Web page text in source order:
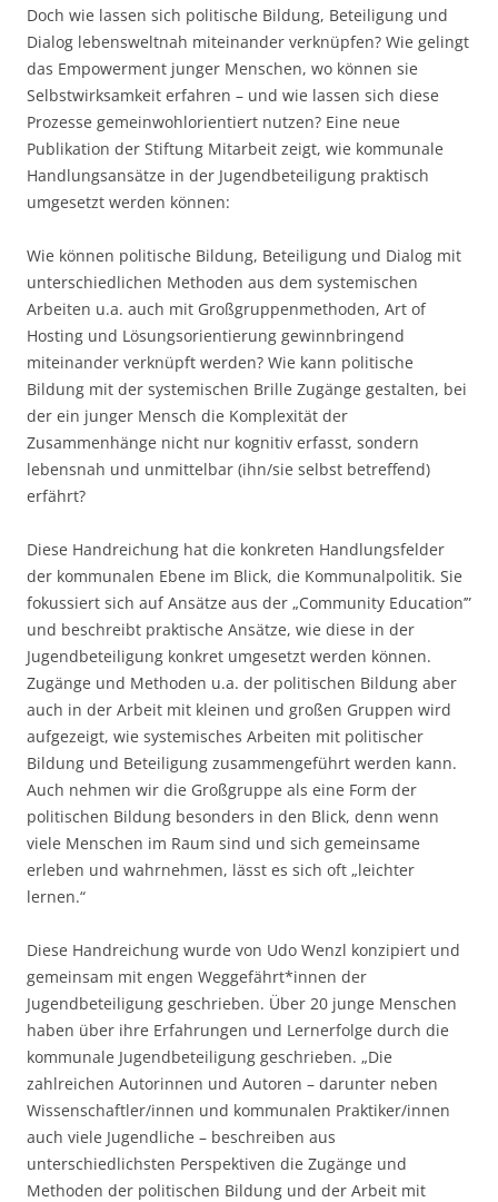
Doch wie lassen sich politische Bildung, Beteiligung und
Dialog lebensweltnah miteinander verknüpfen? Wie gelingt
das Empowerment junger Menschen, wo können sie
Selbstwirksamkeit erfahren – und wie lassen sich diese
Prozesse gemeinwohlorientiert nutzen? Eine neue
Publikation der Stiftung Mitarbeit zeigt, wie kommunale
Handlungsansätze in der Jugendbeteiligung praktisch
umgesetzt werden können:
Wie können politische Bildung, Beteiligung und Dialog mit
unterschiedlichen Methoden aus dem systemischen
Arbeiten u.a. auch mit Großgruppenmethoden, Art of
Hosting und Lösungsorientierung gewinnbringend
miteinander verknüpft werden? Wie kann politische
Bildung mit der systemischen Brille Zugänge gestalten, bei
der ein junger Mensch die Komplexität der
Zusammenhänge nicht nur kognitiv erfasst, sondern
lebensnah und unmittelbar (ihn/sie selbst betreffend)
erfährt?
Diese Handreichung hat die konkreten Handlungsfelder
der kommunalen Ebene im Blick, die Kommunalpolitik. Sie
fokussiert sich auf Ansätze aus der „Community Education’”
und beschreibt praktische Ansätze, wie diese in der
Jugendbeteiligung konkret umgesetzt werden können.
Zugänge und Methoden u.a. der politischen Bildung aber
auch in der Arbeit mit kleinen und großen Gruppen wird
aufgezeigt, wie systemisches Arbeiten mit politischer
Bildung und Beteiligung zusammengeführt werden kann.
Auch nehmen wir die Großgruppe als eine Form der
politischen Bildung besonders in den Blick, denn wenn
viele Menschen im Raum sind und sich gemeinsame
erleben und wahrnehmen, lässt es sich oft „leichter
lernen.“
Diese Handreichung wurde von Udo Wenzl konzipiert und
gemeinsam mit engen Weggefährt*innen der
Jugendbeteiligung geschrieben. Über 20 junge Menschen
haben über ihre Erfahrungen und Lernerfolge durch die
kommunale Jugendbeteiligung geschrieben. „Die
zahlreichen Autorinnen und Autoren – darunter neben
Wissenschaftler/innen und kommunalen Praktiker/innen
auch viele Jugendliche – beschreiben aus
unterschiedlichsten Perspektiven die Zugänge und
Methoden der politischen Bildung und der Arbeit mit